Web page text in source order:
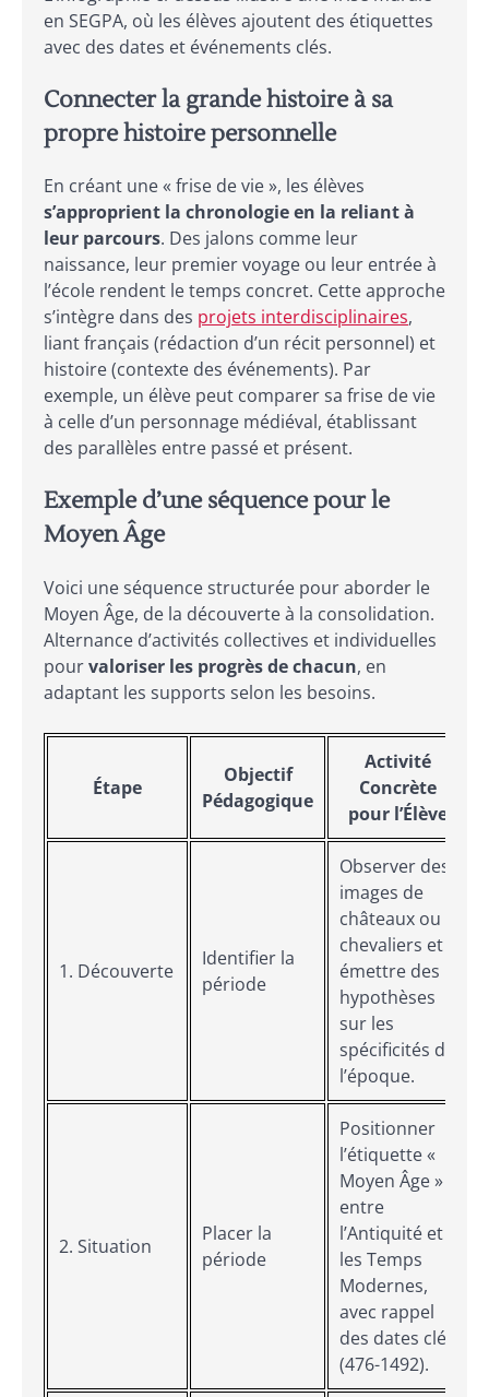
en SEGPA, où les élèves ajoutent des étiquettes
avec des dates et événements clés.
Connecter la grande histoire à sa
propre histoire personnelle
En créant une « frise de vie », les élèves
s’approprient la chronologie en la reliant à
leur parcours. Des jalons comme leur
naissance, leur premier voyage ou leur entrée à
l’école rendent le temps concret. Cette approche
s’intègre dans des projets interdisciplinaires,
liant français (rédaction d’un récit personnel) et
histoire (contexte des événements). Par
exemple, un élève peut comparer sa frise de vie
à celle d’un personnage médiéval, établissant
des parallèles entre passé et présent.
Exemple d’une séquence pour le
Moyen Âge
Voici une séquence structurée pour aborder le
Moyen Âge, de la découverte à la consolidation.
Alternance d’activités collectives et individuelles
pourvaloriser les progrès de chacun, en
adaptant les supports selon les besoins.
Étape
Objectif
Pédagogique
Activité
Concrète
pour l’Élève
1. Découverte
Identifier la
période
Observer des
images de
châteaux ou
chevaliers et
émettre des
hypothèses
sur les
spécificités de
l’époque.
2. Situation
Placer la
période
Positionner
l’étiquette «
Moyen Âge »
entre
l’Antiquité et
les Temps
Modernes,
avec rappel
des dates clés
(476-1492).